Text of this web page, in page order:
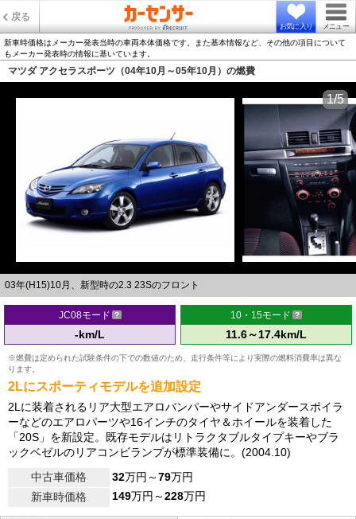
戻る
お気に入り メニュー
新車時価格はメーカー発表当時の車両本体価格です。また基本情報など、その他の項目について
もメーカー発表時の情報に基いています。
マツダ アクセラスポーツ（04年10月～05年10月）の燃費
03年(H15)10月、新型時の2.3 23Sのフロント
1/5
JC08モード
-km/L
10・15モード
11.6～17.4km/L
※燃費は定められた試験条件の下での数値のため、走行条件等により実際の燃料消費率は異な
ります。
2Lにスポーティモデルを追加設定
2Lに装着されるリア大型エアロバンパーやサイドアンダースポイラ
ーなどのエアロパーツや16インチのタイヤ＆ホイールを装着した
「20S」を新設定。既存モデルはリトラクタブルタイプキーやブラ
ックベゼルのリアコンビランプが標準装備に。(2004.10)
中古車価格
32万円～79万円
新車時価格
149万円～228万円